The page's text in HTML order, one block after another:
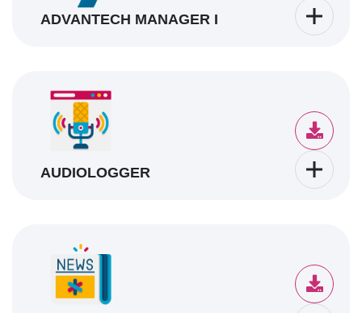
ADVANTECH MANAGER I
AUDIOLOGGER